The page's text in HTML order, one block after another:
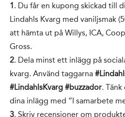
1. Du får en kupong skickad till
Lindahls Kvarg med vaniljsmak
att hämta ut på Willys, ICA,
Gross.
2. Dela minst ett inlägg på
kvarg. Använd taggarna
#LindahlsKvarg #buzzador.
dina inlägg med ”I samarbete
3. Skriv recensioner om